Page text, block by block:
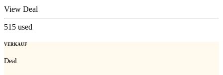
View Deal
515 used
VERKAUF
Deal